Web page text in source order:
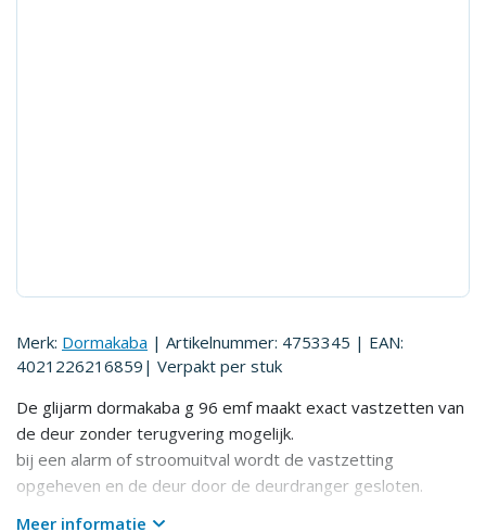
Merk: Dormakaba | Artikelnummer: 4753345 | EAN:
4021226216859 | Verpakt per stuk
De glijarm dormakaba g 96 emf maakt exact vastzetten van
de deur zonder terugvering mogelijk.
bij een alarm of stroomuitval wordt de vastzetting
opgeheven en de deur door de deurdranger gesloten.
Meer informatie